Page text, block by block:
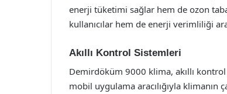
enerji tüketimi sağlar hem de ozon
kullanıcılar hem de enerji verimliliği
Akıllı Kontrol Sistemleri
Demirdöküm 9000 klima, akıllı kontrol
mobil uygulama aracılığıyla klimanın